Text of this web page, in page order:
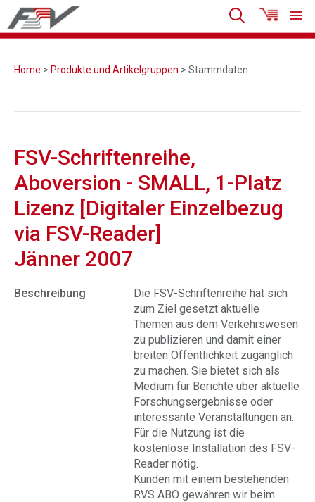
Home > Produkte und Artikelgruppen > Stammdaten
FSV-Schriftenreihe,
Aboversion - SMALL, 1-Platz
Lizenz [Digitaler Einzelbezug
via FSV-Reader]
Jänner 2007
Beschreibung
Die FSV-Schriftenreihe hat sich
zum Ziel gesetzt aktuelle
Themen aus dem Verkehrswesen
zu publizieren und damit einer
breiten Öffentlichkeit zugänglich
zu machen. Sie bietet sich als
Medium für Berichte über aktuelle
Forschungsergebnisse oder
interessante Veranstaltungen an.
Für die Nutzung ist die
kostenlose Installation des FSV-
Reader nötig.
Kunden mit einem bestehenden
RVS ABO gewähren wir beim